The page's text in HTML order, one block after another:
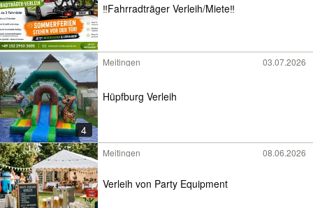
‼️Fahrradträger Verleih/Miete‼️
4
Meitingen 03.07.2026
Hüpfburg Verleih
Meitingen 08.06.2026
Verleih von Party Equipment